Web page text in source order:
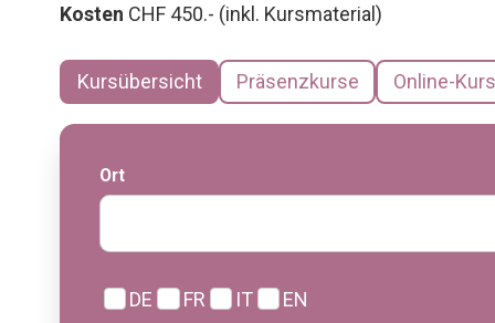
Kosten CHF 450.- (inkl. Kursmaterial)
Kursübersicht Präsenzkurse Online-
Ort
DE FR IT EN